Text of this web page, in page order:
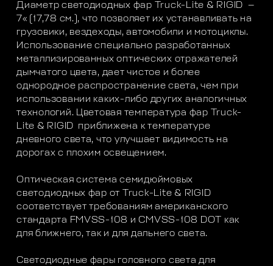
Диаметр светодиодных фар Truck-Lite & RIGID —
7« (17,78 см.), что позволяет их устанавливать на
грузовики, вездеходы, автомобили и мотоциклы.
Использование специально разработанных
металлизированных оптических отражателей
дымчатого цвета, дает чистое и более
однородное распространение света, чем при
использовании каких-либо других аналогичных
технологий. Цветовая температура фар Truck-
Lite & RIGID приближена к температуре
дневного света, что улучшает видимость на
дорогах с плохим освещением.
Оптическая система семидюймовых
светодиодных фар от Truck-Lite & RIGID
соответствует требованиям американского
стандарта FMVSS-108 и CMVSS-108 DOT как
для ближнего, так и для дальнего света.
Светодиодные фары головного света для